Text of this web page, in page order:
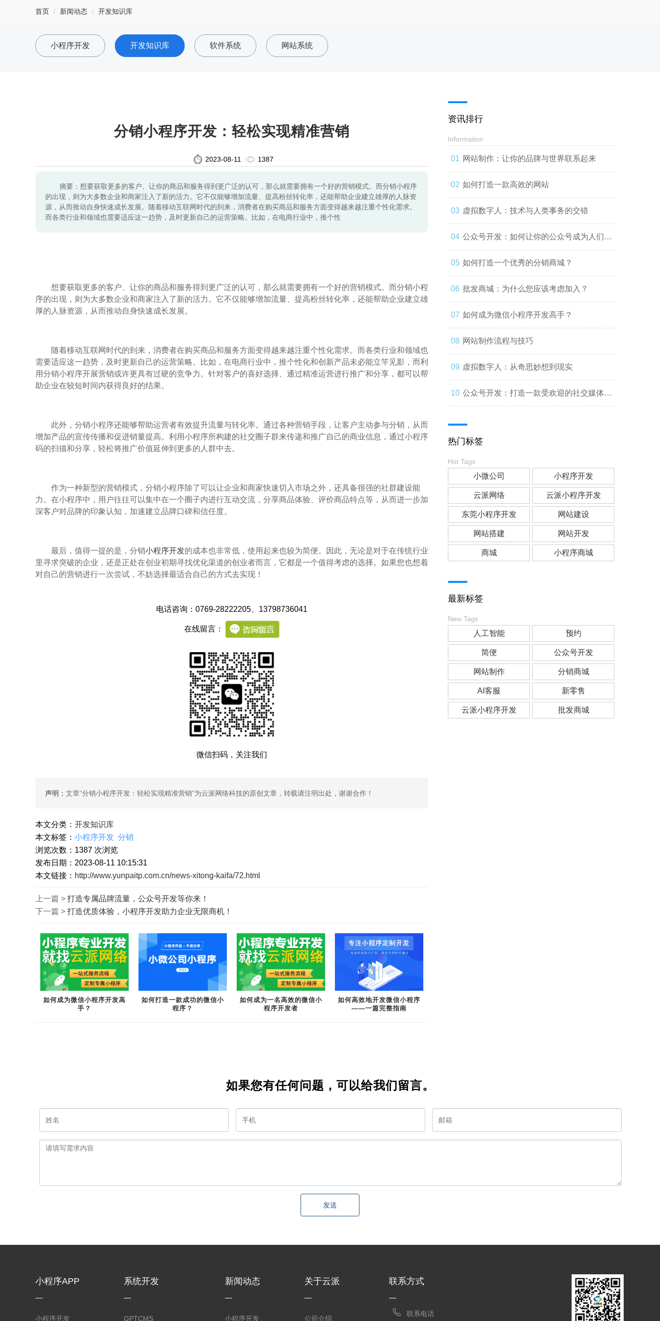
首页 新闻动态 开发知识库
小程序开发 开发知识库 软件系统 网站系统
分销小程序开发：轻松实现精准营销
2023-08-11 1387
摘要：想要获取更多的客户、让你的商品和服务得到更广泛的认可，那么就需要拥有一个好的营销模式。而分销小程序
的出现，则为大多数企业和商家注入了新的活力。它不仅能够增加流量、提高粉丝转化率，还能帮助企业建立雄厚的人脉资
源，从而推动自身快速成长发展。随着移动互联网时代的到来，消费者在购买商品和服务方面变得越来越注重个性化需求。
而各类行业和领域也需要适应这一趋势，及时更新自己的运营策略。比如，在电商行业中，推个性
想要获取更多的客户、让你的商品和服务得到更广泛的认可，那么就需要拥有一个好的营销模式。而分销小程
序的出现，则为大多数企业和商家注入了新的活力。它不仅能够增加流量、提高粉丝转化率，还能帮助企业建立雄
厚的人脉资源，从而推动自身快速成长发展。
随着移动互联网时代的到来，消费者在购买商品和服务方面变得越来越注重个性化需求。而各类行业和领域也
需要适应这一趋势，及时更新自己的运营策略。比如，在电商行业中，推个性化和创新产品未必能立竿见影，而利
用分销小程序开展营销或许更具有过硬的竞争力。针对客户的喜好选择、通过精准运营进行推广和分享，都可以帮
助企业在较短时间内获得良好的结果。
此外，分销小程序还能够帮助运营者有效提升流量与转化率。通过各种营销手段，让客户主动参与分销，从而
增加产品的宣传传播和促进销量提高。利用小程序所构建的社交圈子群来传递和推广自己的商业信息，通过小程序
码的扫描和分享，轻松将推广价值延伸到更多的人群中去。
作为一种新型的营销模式，分销小程序除了可以让企业和商家快速切入市场之外，还具备很强的社群建设能
力。在小程序中，用户往往可以集中在一个圈子内进行互动交流，分享商品体验、评价商品特点等，从而进一步加
深客户对品牌的印象认知，加速建立品牌口碑和信任度。
最后，值得一提的是，分销小程序开发的成本也非常低，使用起来也较为简便。因此，无论是对于在传统行业
里寻求突破的企业，还是正处在创业初期寻找优化渠道的创业者而言，它都是一个值得考虑的选择。如果您也想着
对自己的营销进行一次尝试，不妨选择最适合自己的方式去实现！
电话咨询：0769-28222205 、13798736041
在线留言：
微信扫码，关注我们
声明： 文章“分销小程序开发：轻松实现精准营销”为云派网络科技的原创文章，转载请注明出处，谢谢合作！
本文分类： 开发知识库
本文标签： 小程序开发 分销
浏览次数： 1387 次浏览
发布日期：2023-08-11 10:15:31
本文链接： http://www.yunpaitp.com.cn/news-xitong-kaifa/72.html
上一篇 > 打造专属品牌流量，公众号开发等你来！
下一篇 > 打造优质体验，小程序开发助力企业无限商机！
如何成为微信小程序开发高
手？
如何打造一款成功的微信小
程序？
如何成为一名高效的微信小
程序开发者
如何高效地开发微信小程序
——一篇完整指南
资讯排行
Information
网站制作：让你的品牌与世界联系起来
如何打造一款高效的网站
虚拟数字人：技术与人类事务的交错
公众号开发：如何让你的公众号成为人们心
中的第一选择
如何打造一个优秀的分销商城？
批发商城：为什么您应该考虑加入？
如何成为微信小程序开发高手？
网站制作流程与技巧
虚拟数字人：从奇思妙想到现实
公众号开发：打造一款受欢迎的社交媒体应
热门标签
Hot Tags
小微公司 小程序开发
云派网络 云派小程序开发
东莞小程序开发 网站建设
网站搭建 网站开发
商城 小程序商城
最新标签
New Tags
人工智能 预约
简便 公众号开发
网站制作 分销商城
AI客服 新零售
云派小程序开发 批发商城
如果您有任何问题，可以给我们留言。
发送
小程序APP
小程序开发
系统开发
GPTCMS
新闻动态
小程序开发
关于云派
公司介绍
联系方式
联系电话